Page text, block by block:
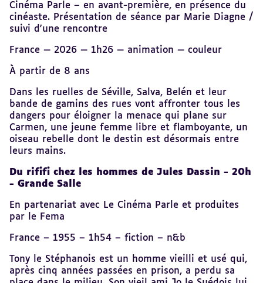
Cinéma Parle – en avant-première, en présence du
cinéaste. Présentation de séance par Marie Diagne /
suivi d'une rencontre
France — 2026 — 1h26 — animation — couleur
À partir de 8 ans
Dans les ruelles de Séville, Salva, Belén et leur
bande de gamins des rues vont affronter tous les
dangers pour éloigner la menace qui plane sur
Carmen, une jeune femme libre et flamboyante, un
oiseau rebelle dont le destin est désormais entre
leurs mains.
Du rififi chez les hommes de Jules Dassin - 20h
- Grande Salle
En partenariat avec Le Cinéma Parle et produites
par le Fema
France – 1955 – 1h54 – fiction – n&b
Tony le Stéphanois est un homme vieilli et usé qui,
après cinq années passées en prison, a perdu sa